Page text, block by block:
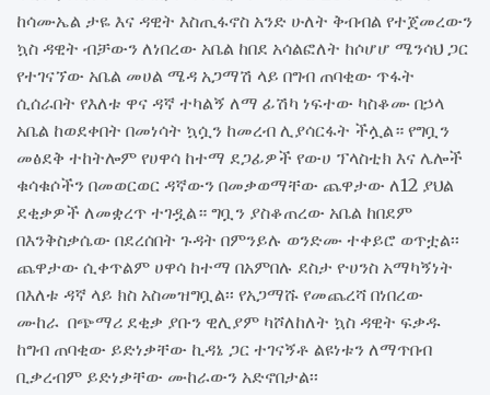
ከሳሙኤል ታዬ እና ዳዊት እስጢፋኖስ አንድ ሁለት ቅብብል የተጀመረውን
ኳስ ዳዊት ብቻውን ለነበረው አቤል ከበደ አሳልፎለት ከሶሆሆ ሜንሳህ ጋር
የተገናኘው አቤል መሀል ሜዳ አጋማሽ ላይ በግብ ጠባቂው ጥፋት
ሲሰራበት የእለቱ ዋና ዳኛ ተካልኝ ለማ ፊሽካ ነፍተው ካስቆሙ በኃላ
አቤል ከወደቀበት በመነሳት ኳሷን ከመረብ ሊያሳርፋት ችሏል። የግቧን
መፅደቅ ተከትሎም የሀዋሳ ከተማ ደጋፊዎች የውሀ ፕላስቲክ እና ሌሎች
ቁሳቁሶችን በመወርወር ዳኛውን በመቃወማቸው ጨዋታው ለ12 ያህል
ደቂቃዎች ለመቋረጥ ተገዷል። ግቧን ያስቆጠረው አቤል ከበደም
በእንቅስቃሴው በደረሰበት ጉዳት በምንይሉ ወንድሙ ተቀይሮ ወጥቷል፡፡
ጨዋታው ሲቀጥልም ሀዋሳ ከተማ በአምበሉ ደስታ ዮሀንስ አማካኝነት
በእለቱ ዳኛ ላይ ክስ አስመዝግቧል፡፡ የአጋማሹ የመጨረሻ በነበረው
ሙከራ በጭማሪ ደቂቃ ያቡን ዊሊያም ካሾለከለት ኳስ ዳዊት ፍቃዱ
ከግብ ጠባቂው ይድነቃቸው ኪዳኔ ጋር ተገናኝቶ ልዩነቱን ለማጥበብ
ቢቃረብም ይድነቃቸው ሙከራውን አድኖበታል፡፡